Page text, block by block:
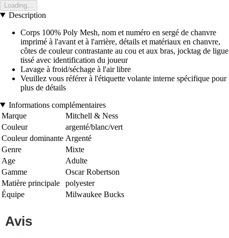
Loading...
Description
Corps 100% Poly Mesh, nom et numéro en sergé de chanvre
imprimé à l'avant et à l'arrière, détails et matériaux en chanvre,
côtes de couleur contrastante au cou et aux bras, jocktag de ligue
tissé avec identification du joueur
Lavage à froid/séchage à l'air libre
Veuillez vous référer à l'étiquette volante interne spécifique pour
plus de détails
Informations complémentaires
Marque
Mitchell & Ness
Couleur
argenté/blanc/vert
Couleur dominante Argenté
Genre
Mixte
Age
Adulte
Gamme
Oscar Robertson
Matière principale
polyester
Équipe
Milwaukee Bucks